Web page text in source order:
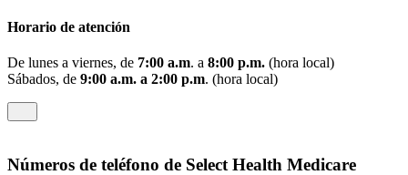
Horario de atención
De lunes a viernes, de 7:00 a.m. a 8:00 p.m. (hora local)
Sábados, de 9:00 a.m. a 2:00 p.m. (hora local)
Números de teléfono de Select Health Medicare